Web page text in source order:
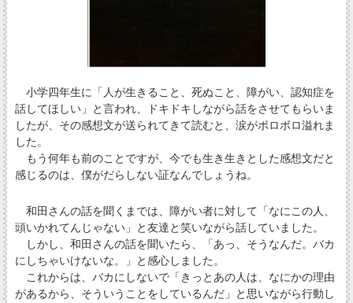
小学四年生に「人が生きること、死ぬこと、障がい、認知症を
話してほしい」と言われ、ドキドキしながら話をさせてもらいま
したが、その感想文が送られてきて読むと、涙がボロボロ溢れま
した。
もう何年も前のことですが、今でも生き生きとした感想文だと
感じるのは、僕がだらしない証なんでしょうね。
和田さんの話を聞くまでは、障がい者に対して「なにこの人、
頭いかれてんじゃない」と友達と笑いながら話していました。
しかし、和田さんの話を聞いたら、「あっ、そうなんだ。バカ
にしちゃいけないな。」と感心しました。
これからは、バカにしないで「きっとあの人は、なにかの理由
があるから、そういうことをしているんだ」と思いながら行動し